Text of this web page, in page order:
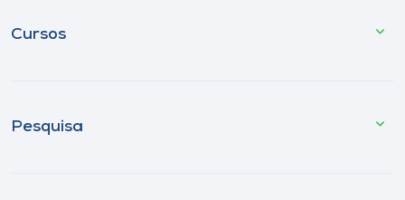
Cursos
Pesquisa